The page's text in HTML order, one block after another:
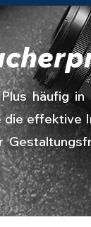
häufig in